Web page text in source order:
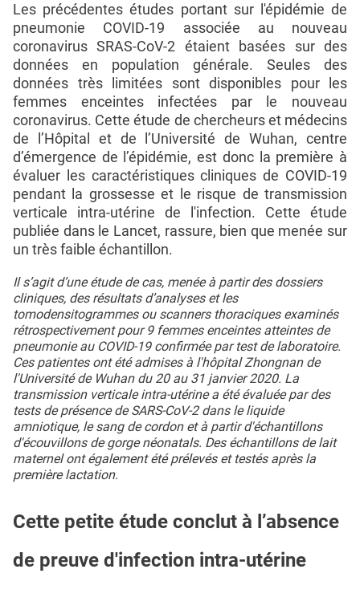
Les précédentes études portant sur l'épidémie de
pneumonie COVID-19 associée au nouveau
coronavirus SRAS-CoV-2 étaient basées sur des
données en population générale. Seules des
données très limitées sont disponibles pour les
femmes enceintes infectées par le nouveau
coronavirus. Cette étude de chercheurs et médecins
de l’Hôpital et de l’Université de Wuhan, centre
d’émergence de l’épidémie, est donc la première à
évaluer les caractéristiques cliniques de COVID-19
pendant la grossesse et le risque de transmission
verticale intra-utérine de l'infection. Cette étude
publiée dans le Lancet, rassure, bien que menée sur
un très faible échantillon.
Il s’agit d’une étude de cas, menée à partir des dossiers
cliniques, des résultats d’analyses et les
tomodensitogrammes ou scanners thoraciques examinés
rétrospectivement pour 9 femmes enceintes atteintes de
pneumonie au COVID-19 confirmée par test de laboratoire.
Ces patientes ont été admises à l'hôpital Zhongnan de
l'Université de Wuhan du 20 au 31 janvier 2020. La
transmission verticale intra-utérine a été évaluée par des
tests de présence de SARS-CoV-2 dans le liquide
amniotique, le sang de cordon et à partir d'échantillons
d'écouvillons de gorge néonatals. Des échantillons de lait
maternel ont également été prélevés et testés après la
première lactation.
Cette petite étude conclut à l’absence
de preuve d'infection intra-utérine